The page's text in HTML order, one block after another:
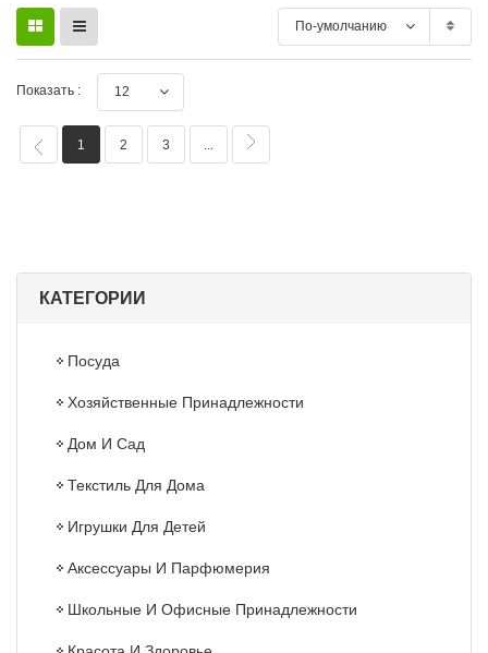
КАТЕГОРИИ
Посуда
Хозяйственные Принадлежности
Дом И Сад
Текстиль Для Дома
Игрушки Для Детей
Аксессуары И Парфюмерия
Школьные И Офисные Принадлежности
По-умолчанию
Показать : 12
1 2 3 ...